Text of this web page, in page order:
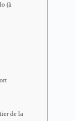
(à
de la